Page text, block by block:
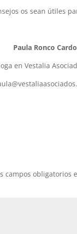
os sean útiles
Paula Ronco
en Vestalia
campos obligatorios